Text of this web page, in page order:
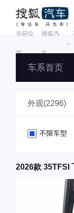
当前位
置:
搜狐汽
车
＞
车系首页
外观(2296)
不限车型
2026款 35TFSI